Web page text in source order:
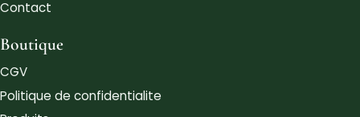
Contact
Boutique
CGV
Politique de confidentialite